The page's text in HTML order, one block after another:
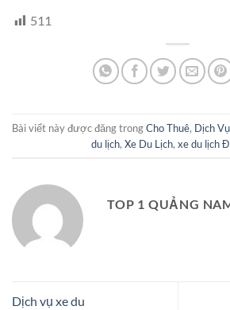
511
Bài viết này được đăng trongCho Thuê, Dịch Vụ
du lịch, Xe Du Lịch, xe du lịch
TOP 1 QUẢNG
Dịch vụ xe du